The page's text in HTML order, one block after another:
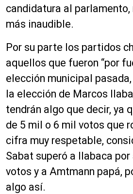
candidatura al parlamento,
más inaudible.
Por su parte los partidos
aquellos que fueron “por
elección municipal
la elección de Marcos
tendrán algo que decir, ya
de 5 mil o 6 mil votos que
cifra muy respetable,
Sabat superó a Ilabaca
votos y a Amtmann papá,
algo así.